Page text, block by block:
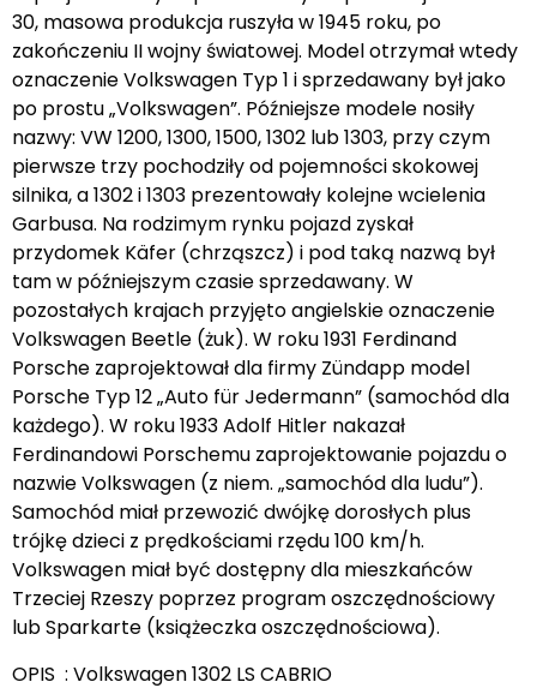
30, masowa produkcja ruszyła w 1945 roku, po
zakończeniu II wojny światowej. Model otrzymał wtedy
oznaczenie Volkswagen Typ 1 i sprzedawany był jako
po prostu „Volkswagen”. Późniejsze modele nosiły
nazwy: VW 1200, 1300, 1500, 1302 lub 1303, przy czym
pierwsze trzy pochodziły od pojemności skokowej
silnika, a 1302 i 1303 prezentowały kolejne wcielenia
Garbusa. Na rodzimym rynku pojazd zyskał
przydomek Käfer (chrząszcz) i pod taką nazwą był
tam w późniejszym czasie sprzedawany. W
pozostałych krajach przyjęto angielskie oznaczenie
Volkswagen Beetle (żuk). W roku 1931 Ferdinand
Porsche zaprojektował dla firmy Zündapp model
Porsche Typ 12 „Auto für Jedermann” (samochód dla
każdego). W roku 1933 Adolf Hitler nakazał
Ferdinandowi Porschemu zaprojektowanie pojazdu o
nazwie Volkswagen (z niem. „samochód dla ludu”).
Samochód miał przewozić dwójkę dorosłych plus
trójkę dzieci z prędkościami rzędu 100 km/h.
Volkswagen miał być dostępny dla mieszkańców
Trzeciej Rzeszy poprzez program oszczędnościowy
lub Sparkarte (książeczka oszczędnościowa).
OPIS : Volkswagen 1302 LS CABRIO